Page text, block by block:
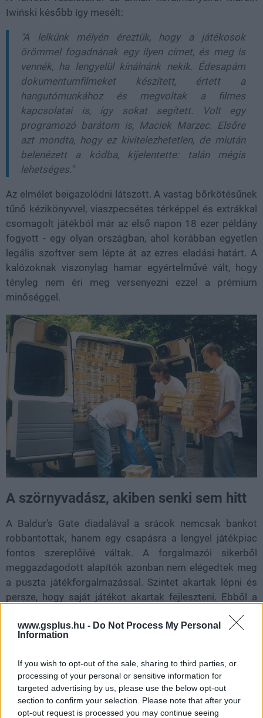
www.gsplus.hu - Do Not Process My Personal
Information
If you wish to opt-out of the sale, sharing to third parties, or
processing of your personal or sensitive information for
targeted advertising by us, please use the below opt-out
section to confirm your selection. Please note that after your
opt-out request is processed you may continue seeing
Iwiński később így mesélt:
"A lelkünk mélyén éreztük, hogy a játékosok
örömmel fogadnának egy ilyen címet, és meg is
vennék, ha lengyelül kínálnánk nekik. Édesapám
dokumentumfilmeket készített, értett a
hangutómunkához és megvoltak a filmes
kapcsolatai is, így sokat segített. Volt egy
programozó barátom is, Maciek Marzec. Elsőre
azt mondta, hogy ez kivitelezhetetlen, de miután
belenézett a kódba, kijelentette: talán mégis
lehetséges."
Az elmélet beigazolódni látszott. A vastag bőrkötésűnek
tűnő kézikönyvvel, viaszpecsétes térképpel és extrákkal
csomagolt játékból már az első napon 18 ezer példány
fogyott - egy olyan országban, ahol korábban egyetlen
legális szoftver sem lépte át az ezres eladási határt. A
kalózoknak viszonylag hamar egyértelművé vált, hogy
tényleg nem éri meg versenyezni ezzel a prémium
minőséggel.
A szörnyvadász, akiben senki sem hitt
A Baldur's Gate diadalával a srácok nemcsak bankot
robbantottak, hanem egy csapásra a lengyel játékpiac
fontos szereplőivé váltak. A forgalmazói sikerből
meggazdagodott alapítók azonban nem elégedtek meg
a puszta játékforgalmazással. Szintet akartak lépni és
persze, hogy saját játékot akartak fejleszteni. Ebből a
ismerősen csengő CD Projekt Red fejlesztőstúdiót,
alapanyagnak pedig a lengyel fantasy irodalom
(Vaják) könyvsorozatát választották.
Ami a dolog anyagi vonzatát illeti: míg a cég élete, addig
Sapkowski élete legrosszabb üzletét kötötte meg. Az író